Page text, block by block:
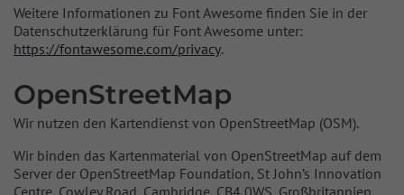
Weitere Informationen zu Font Awesome finden Sie in der
Datenschutzerklärung für Font Awesome unter:
https://fontawesome.com/privacy.
OpenStreetMap
Wir nutzen den Kartendienst von OpenStreetMap (OSM).
Wir binden das Kartenmaterial von OpenStreetMap auf dem
Server der OpenStreetMap Foundation, St John’s Innovation
Centre, Cowley Road, Cambridge, CB4 0WS, Großbritannien,